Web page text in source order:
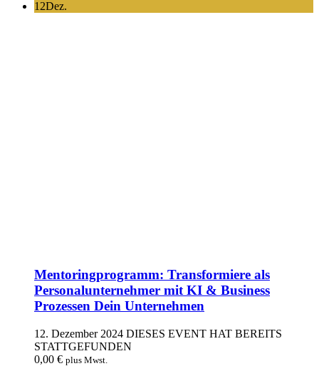
12Dez.
Mentoringprogramm: Transformiere als
Personalunternehmer mit KI & Business
Prozessen Dein Unternehmen
12. Dezember 2024 DIESES EVENT HAT BEREITS
STATTGEFUNDEN
0,00 € plus Mwst.